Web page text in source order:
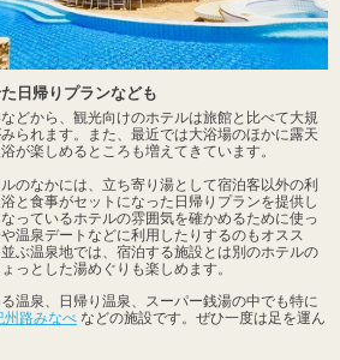
日帰りプランなども
どから、観光向けのホテルは旅館と比べて大規
られます。また、最近では大浴場のほかに露天
が楽しめるところも増えてきています。
のなかには、立ち寄り湯として宿泊客以外の利
と食事がセットになった日帰りプランを提供し
っているホテルの雰囲気を確かめるために使っ
温泉デートなどに利用したりするのもオスス
ぶ温泉地では、宿泊する施設とは別のホテルの
っとした湯めぐりも楽しめます。
温泉、日帰り温泉、スーパー銭湯の中でも特に
州路みなべ などの施設です。ぜひ一度は足を運ん